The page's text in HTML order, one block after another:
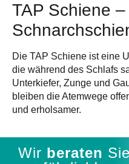
TAP Schiene
Die TAP Schiene ist eine
die während des Schlafs
Unterkiefer, Zunge und
bleiben die Atemwege
und erholsamer.
Wir beraten Sie